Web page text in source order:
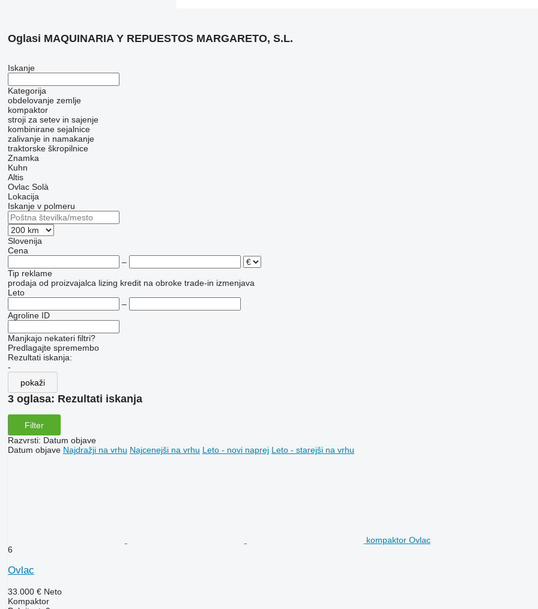
Oglasi MAQUINARIA Y REPUESTOS MARGARETO, S.L.
Iskanje
Kategorija
obdelovanje zemlje
kompaktor
stroji za setev in sajenje
kombinirane sejalnice
zalivanje in namakanje
traktorske škropilnice
Znamka
Kuhn
Altis
Ovlac Solà
Lokacija
Iskanje v polmeru
Slovenija
Cena
–
Tip reklame
prodaja od proizvajalca lizing kredit na obroke trade-in izmenjava
Leto
–
Agroline ID
Manjkajo nekateri filtri?
Predlagajte spremembo
Rezultati iskanja:
-
pokaži
3 oglasa: Rezultati iskanja
Filter
Razvrsti: Datum objave
Datum objave Najdražji na vrhu Najcenejši na vrhu Leto - novi naprej Leto - starejši na vrhu
kompaktor Ovlac
6
Ovlac
33.000 € Neto
Kompaktor